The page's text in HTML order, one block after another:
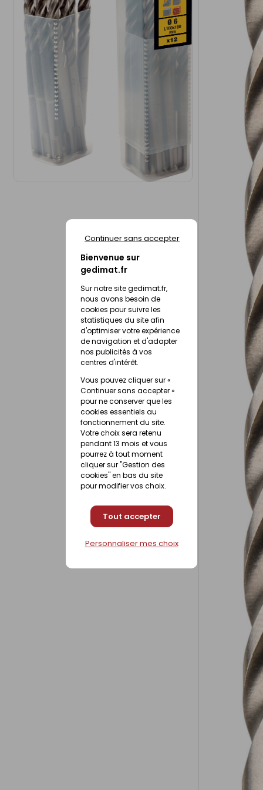
Bienvenue sur
gedimat.fr
Sur notre site gedimat.fr,
nous avons besoin de
cookies pour suivre les
statistiques du site afin
d'optimiser votre expérience
de navigation et d'adapter
nos publicités à vos
centres d'intérêt.
Vous pouvez cliquer sur «
Continuer sans accepter »
pour ne conserver que les
cookies essentiels au
fonctionnement du site.
Votre choix sera retenu
pendant 13 mois et vous
pourrez à tout moment
cliquer sur "Gestion des
cookies" en bas du site
pour modifier vos choix.
Tout accepter
Continuer sans accepter
Personnaliser mes choix